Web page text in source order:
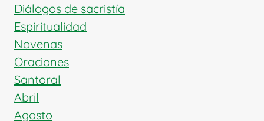
Diálogos de sacristía
Espiritualidad
Novenas
Oraciones
Santoral
Abril
Agosto